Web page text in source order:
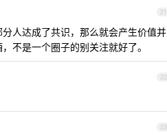
21
人达成了共识，那么就会产生价值并
不是一个圈子的别关注就好了。
22
23